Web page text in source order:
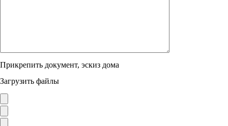
Прикрепить документ, эскиз дома
Загрузить файлы